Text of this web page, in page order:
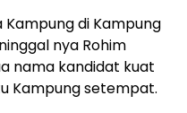
di Kampung
nya Rohim
nama kandidat kuat
Kampung setempat.